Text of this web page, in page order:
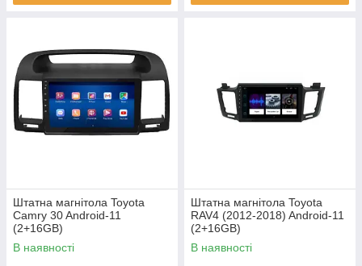
Штатна магнітола Toyota
Camry 30 Android-11
(2+16GB)
В наявності
Штатна магнітола Toyota
RAV4 (2012-2018) Android-11
(2+16GB)
В наявності